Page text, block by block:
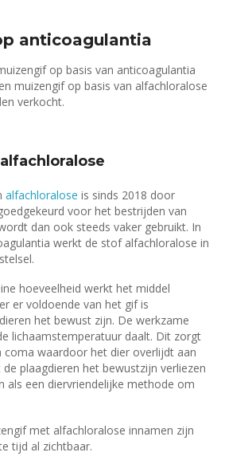
anticoagulantia
op basis van anticoagulantia
muizengif op basis van alfachloralose
verkocht.
alfachloralose is sinds 2018 door
voor het bestrijden van
dan ook steeds vaker gebruikt. In
werkt de stof alfachloralose in
hoeveelheid werkt het middel
er voldoende van het gif is
het bewust zijn. De werkzame
lichaamstemperatuur daalt. Dit zorgt
coma waardoor het dier overlijdt aan
plaagdieren het bewustzijn verliezen
als een diervriendelijke methode om
met alfachloralose innamen zijn
tijd al zichtbaar.